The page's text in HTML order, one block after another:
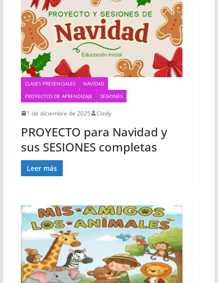
CLASES PRESENCIALES
NAVIDAD
PROYECTOS DE APRENDIZAJE
SESIONES
1 de diciembre de 2025 Cledy
PROYECTO para Navidad y
sus SESIONES completas
Leer más